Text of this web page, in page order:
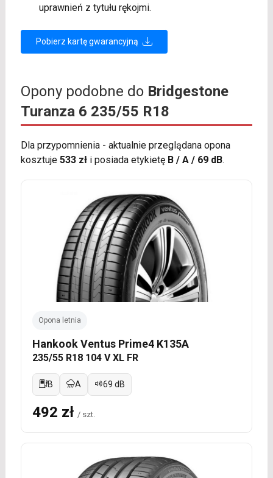
uprawnień z tytułu rękojmi.
Pobierz kartę gwarancyjną
Opony podobne do Bridgestone
Turanza 6 235/55 R18
Dla przypomnienia - aktualnie przeglądana opona
kosztuje 533 złi posiada etykietę B / A / 69 dB.
Opona letnia
Hankook Ventus Prime4 K135A
235/55 R18 104 V XL FR
B A 69 dB
492 zł / szt.